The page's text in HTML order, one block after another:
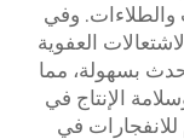
والطلاءات. وفي
العفوية
بسهولة، مما
الإنتاج في
في